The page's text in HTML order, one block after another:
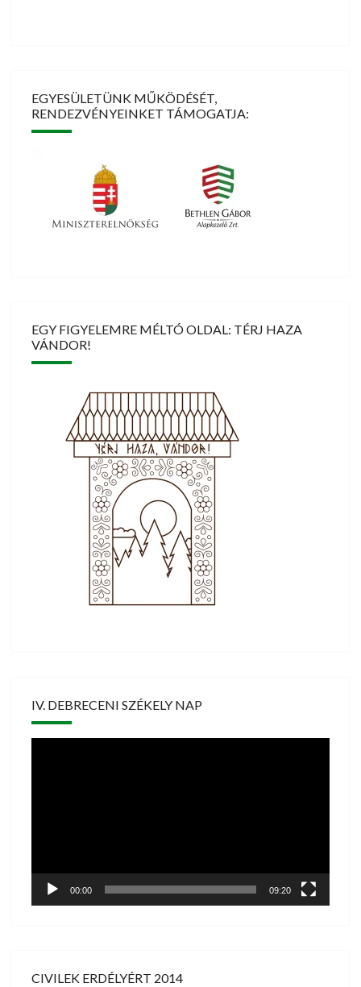
EGYESÜLETÜNK MŰKÖDÉSÉT,
RENDEZVÉNYEINKET TÁMOGATJA:
EGY FIGYELEMRE MÉLTÓ OLDAL: TÉRJ HAZA
VÁNDOR!
IV. DEBRECENI SZÉKELY NAP
00:00 09:20
CIVILEK ERDÉLYÉRT 2014